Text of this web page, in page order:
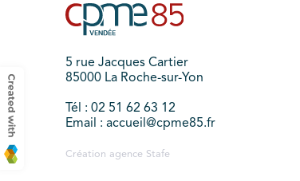
5 rue Jacques Cartier
85000 La Roche-sur-Yon
Tél : 02 51 62 63 12
Email : accueil@cpme85.fr
Création agence Stafe